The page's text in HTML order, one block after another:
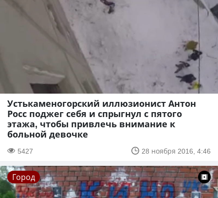
Устькаменогорский иллюзионист Антон
Росс поджег себя и спрыгнул с пятого
этажа, чтобы привлечь внимание к
больной девочке
5427 28 ноября 2016, 4:46
Город